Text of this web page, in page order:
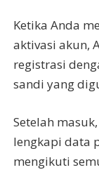
Ketika Anda
aktivasi akun,
registrasi
sandi yang
Setelah
lengkapi data
mengikuti